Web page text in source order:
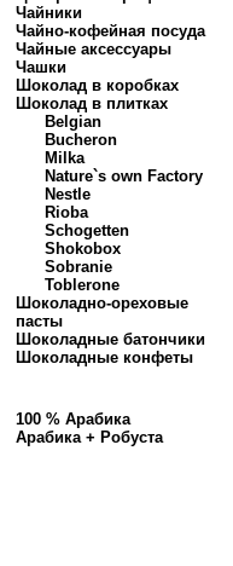
Чайники
Чайно-кофейная посуда
Чайные аксессуары
Чашки
Шоколад в коробках
Шоколад в плитках
Belgian
Bucheron
Milka
Nature`s own Factory
Nestle
Rioba
Schogetten
Shokobox
Sobranie
Toblerone
Шоколадно-ореховые
пасты
Шоколадные батончики
Шоколадные конфеты
100 % Арабика
Арабика + Робуста